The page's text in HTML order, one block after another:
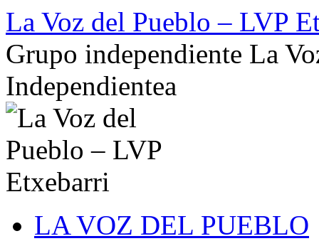
Saltar
contenido
La Voz del Pueblo – LVP
Grupo independiente La
Independientea
LA VOZ DEL PUEBLO